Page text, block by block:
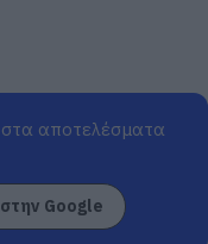
αποτελέσματα
Google